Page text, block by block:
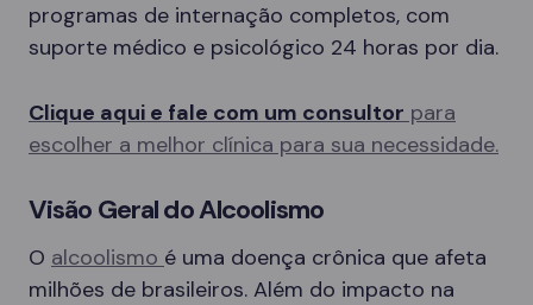
programas de internação completos, com
suporte médico e psicológico 24 horas por dia.
Clique aqui e fale com um consultor para
escolher a melhor clínica para sua necessidade.
Visão Geral do Alcoolismo
O alcoolismo é uma doença crônica que afeta
milhões de brasileiros. Além do impacto na